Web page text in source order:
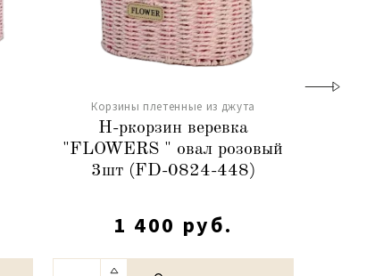
Корзины плетенные из джута
Н-ркорзин веревка
"FLOWERS " овал розовый
3шт (FD-0824-448)
1 400 руб.